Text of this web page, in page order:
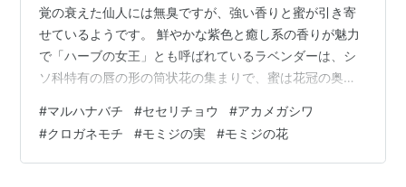
覚の衰えた仙人には無臭ですが、強い香りと蜜が引き寄
せているようです。 鮮やかな紫色と癒し系の香りが魅力
で「ハーブの女王」とも呼ばれているラベンダーは、シ
ソ科特有の唇の形の筒状花の集まりで、蜜は花冠の奥深
官）」が長い昆虫が、蜜や花粉を求めてよく集まりま
す。 小さい花で蜜の量も少ないのか、1～２秒くらいで次
の花に向かうのでデジカメで追うのは大変です。 ハチ
#マルハナバチ #セセリチョウ #アカメガシワ
#クロガネモチ #モミジの実 #モミジの花